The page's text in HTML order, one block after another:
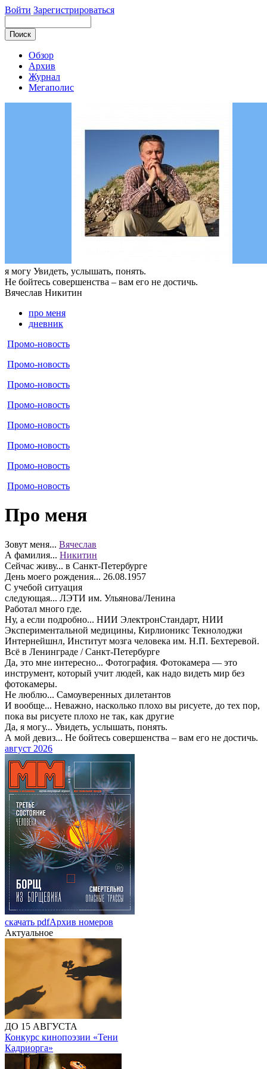
Войти Зарегистрироваться
Обзор
Архив
Журнал
Мегаполис
я могу Увидеть, услышать, понять.
Не бойтесь совершенства – вам его не достичь.
Вячеслав Никитин
про меня
дневник
Промо-новость
Промо-новость
Промо-новость
Промо-новость
Промо-новость
Промо-новость
Промо-новость
Промо-новость
Про меня
Зовут меня... Вячеслав
А фамилия... Никитин
Сейчас живу... в Санкт-Петербурге
День моего рождения... 26.08.1957
С учебой ситуация
следующая... ЛЭТИ им. Ульянова/Ленина
Работал много где.
Ну, а если подробно... НИИ ЭлектронСтандарт, НИИ
Экспериментальной медицины, Кирлионикс Текнолоджи
Интернейшнл, Институт мозга человека им. Н.П. Бехтеревой.
Всё в Ленинграде / Санкт-Петербурге
Да, это мне интересно... Фотография. Фотокамера — это
инструмент, который учит людей, как надо видеть мир без
фотокамеры.
Не люблю... Самоуверенных дилетантов
И вообще... Неважно, насколько плохо вы рисуете, до тех пор,
пока вы рисуете плохо не так, как другие
Да, я могу... Увидеть, услышать, понять.
А мой девиз... Не бойтесь совершенства – вам его не достичь.
август 2026
скачать pdfАрхив номеров
Актуальное
ДО 15 АВГУСТА
Конкурс кинопоэзии «Тени
Кадриорга»